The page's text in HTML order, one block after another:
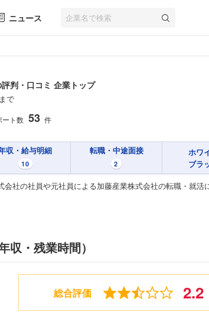
ニュース
判・口コミ 企業トップ
で
ート数 53 件
収・給与明細
10
転職・中途面接
2
ホワ
ブラ
社の社員や元社員による加藤産業株式会社の転職・就
収・残業時間）
総合評価 2.2